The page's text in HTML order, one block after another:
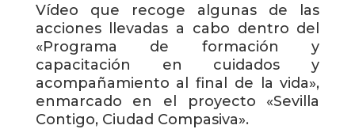
Vídeo que recoge algunas de las
acciones llevadas a cabo dentro del
«Programa de formación y
capacitación en cuidados y
acompañamiento al final de la vida»,
enmarcado en el proyecto «Sevilla
Contigo, Ciudad Compasiva».